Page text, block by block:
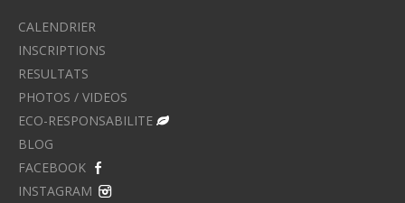
CALENDRIER
INSCRIPTIONS
RESULTATS
PHOTOS / VIDEOS
ECO-RESPONSABILITE
BLOG
FACEBOOK
INSTAGRAM